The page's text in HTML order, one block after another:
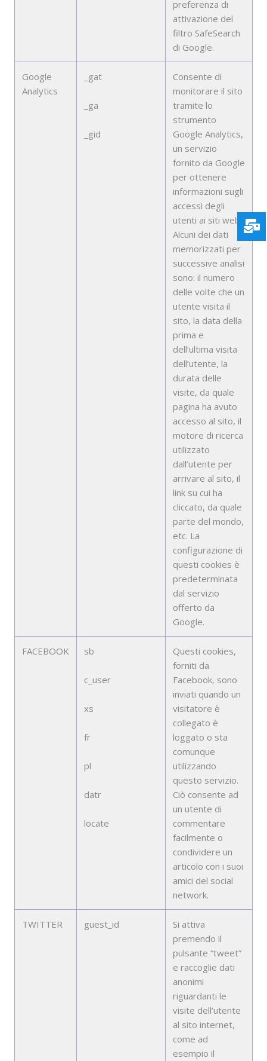
preferenza di
attivazione del
filtro SafeSearch
di Google.
Google
Analytics
_gat
_ga
_gid
Consente di
monitorare il sito
tramite lo
strumento
Google Analytics,
un servizio
fornito da Google
per ottenere
informazioni sugli
accessi degli
utenti ai siti web.
Alcuni dei dati
memorizzati per
successive analisi
sono: il numero
delle volte che un
utente visita il
sito, la data della
prima e
dell’ultima visita
dell’utente, la
durata delle
visite, da quale
pagina ha avuto
accesso al sito, il
motore di ricerca
utilizzato
dall’utente per
arrivare al sito, il
link su cui ha
cliccato, da quale
parte del mondo,
etc. La
configurazione di
questi cookies è
predeterminata
dal servizio
offerto da
Google.
FACEBOOK sb
c_user
xs
fr
pl
datr
locate
Questi cookies,
forniti da
Facebook, sono
inviati quando un
visitatore è
collegato è
loggato o sta
comunque
utilizzando
questo servizio.
Ciò consente ad
un utente di
commentare
facilmente o
condividere un
articolo con i suoi
amici del social
network.
TWITTER guest_id
Si attiva
premendo il
pulsante “tweet”
e raccoglie dati
anonimi
riguardanti le
visite dell’utente
al sito internet,
come ad
esempio il